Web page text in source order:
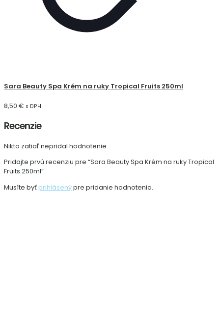
Sara Beauty Spa Krém na ruky Tropical Fruits 250ml
8,50 € s DPH
Recenzie
Nikto zatiaľ nepridal hodnotenie.
Pridajte prvú recenziu pre “Sara Beauty Spa Krém na ruky Tropical
Fruits 250ml”
Musíte byť prihlásenýpre pridanie hodnotenia.